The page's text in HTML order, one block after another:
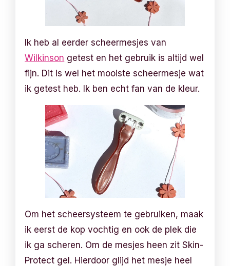
Ik heb al eerder scheermesjes van
Wilkinson getest en het gebruik is altijd wel
fijn. Dit is wel het mooiste scheermesje wat
ik getest heb. Ik ben echt fan van de kleur.
Om het scheersysteem te gebruiken, maak
ik eerst de kop vochtig en ook de plek die
ik ga scheren. Om de mesjes heen zit Skin-
Protect gel. Hierdoor glijd het mesje heel